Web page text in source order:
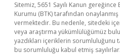
Sitemiz, 5651 Sayılı Kanun
Kurumu (BTK) tarafından
vermektedir. Bu nedenle, sitedeki
veya araştırma yükümlülüğümüz
yazdıkları içeriklerin sorumluluğunu
bu sorumluluğu kabul etmiş sayılırlar.